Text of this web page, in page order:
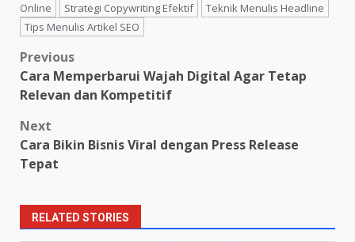
Online
Strategi Copywriting Efektif
Teknik Menulis Headline
Tips Menulis Artikel SEO
Post
navigation
Previous
Cara Memperbarui Wajah Digital Agar Tetap
Relevan dan Kompetitif
Next
Cara Bikin Bisnis Viral dengan Press Release
Tepat
RELATED STORIES